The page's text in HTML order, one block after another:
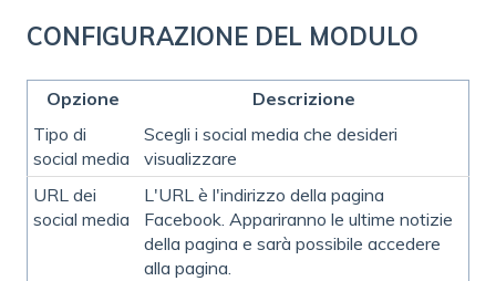
CONFIGURAZIONE DEL MODULO
Opzione
Descrizione
Tipo di
social media
Scegli i social media che desideri
visualizzare
URL dei
social media
L'URL è l'indirizzo della pagina
Facebook. Appariranno le ultime notizie
della pagina e sarà possibile accedere
alla pagina.